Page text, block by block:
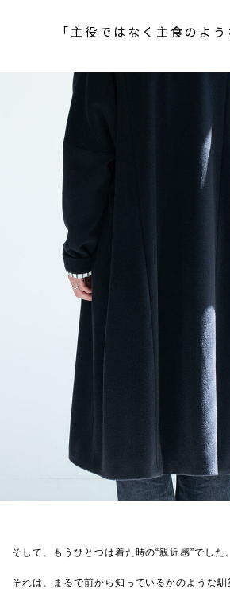
「主役ではなく主食のよう
そして、もうひとつは着た時の“親近感”でした。
それは、まるで前から知っているかのような馴